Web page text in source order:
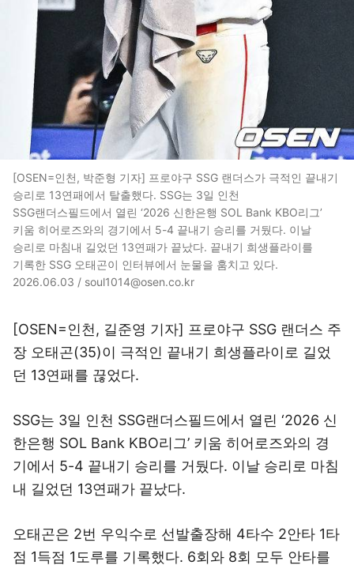
[OSEN=인천, 박준형 기자] 프로야구 SSG 랜더스가 극적인 끝내기
승리로 13연패에서 탈출했다. SSG는 3일 인천
SSG랜더스필드에서 열린 ‘2026 신한은행 SOL Bank KBO리그’
키움 히어로즈와의 경기에서 5-4 끝내기 승리를 거뒀다. 이날
승리로 마침내 길었던 13연패가 끝났다. 끝내기 희생플라이를
기록한 SSG 오태곤이 인터뷰에서 눈물을 훔치고 있다.
2026.06.03 / soul1014@osen.co.kr
[OSEN=인천, 길준영 기자] 프로야구 SSG 랜더스 주
장 오태곤(35)이 극적인 끝내기 희생플라이로 길었
던 13연패를 끊었다.
SSG는 3일 인천 SSG랜더스필드에서 열린 ‘2026 신
한은행 SOL Bank KBO리그’ 키움 히어로즈와의 경
기에서 5-4 끝내기 승리를 거뒀다. 이날 승리로 마침
내 길었던 13연패가 끝났다.
오태곤은 2번 우익수로 선발출장해 4타수 2안타 1타
점 1득점 1도루를 기록했다. 6회와 8회 모두 안타를